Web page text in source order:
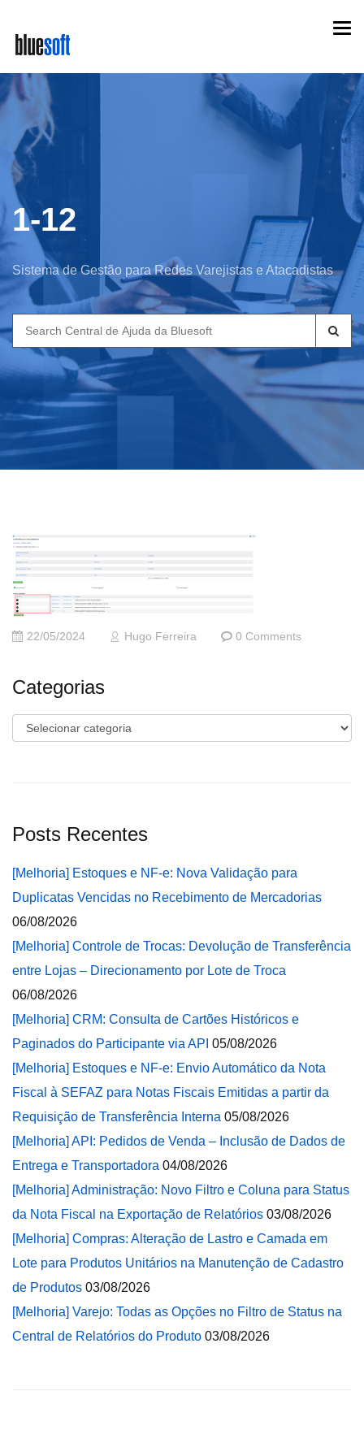
main
content
1-12
Sistema de Gestão para Redes Varejistas e Atacadistas
Search
for:
22/05/2024 Hugo Ferreira 0 Comments
Categorias
Categorias
Posts Recentes
[Melhoria] Estoques e NF-e: Nova Validação para
Duplicatas Vencidas no Recebimento de Mercadorias
06/08/2026
[Melhoria] Controle de Trocas: Devolução de Transferência
entre Lojas – Direcionamento por Lote de Troca
06/08/2026
[Melhoria] CRM: Consulta de Cartões Históricos e
Paginados do Participante via API 05/08/2026
[Melhoria] Estoques e NF-e: Envio Automático da Nota
Fiscal à SEFAZ para Notas Fiscais Emitidas a partir da
Requisição de Transferência Interna 05/08/2026
[Melhoria] API: Pedidos de Venda – Inclusão de Dados de
Entrega e Transportadora 04/08/2026
[Melhoria] Administração: Novo Filtro e Coluna para Status
da Nota Fiscal na Exportação de Relatórios 03/08/2026
[Melhoria] Compras: Alteração de Lastro e Camada em
Lote para Produtos Unitários na Manutenção de Cadastro
de Produtos 03/08/2026
[Melhoria] Varejo: Todas as Opções no Filtro de Status na
Central de Relatórios do Produto 03/08/2026